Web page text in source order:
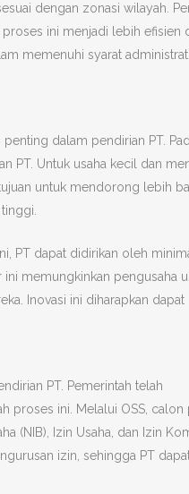
dengan zonasi wilayah.
ini menjadi lebih efisien
memenuhi syarat
dalam pendirian PT.
PT. Untuk usaha kecil dan
untuk mendorong lebih
PT dapat didirikan oleh
memungkinkan pengusaha
Inovasi ini diharapkan dapat
PT. Pemerintah telah
proses ini. Melalui OSS, calon
(NIB), Izin Usaha, dan Izin
izin, sehingga PT